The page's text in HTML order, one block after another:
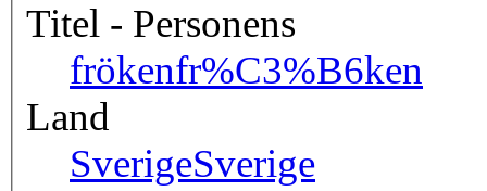
Titel - Personens
frökenfr%C3%B6ken
Land
SverigeSverige